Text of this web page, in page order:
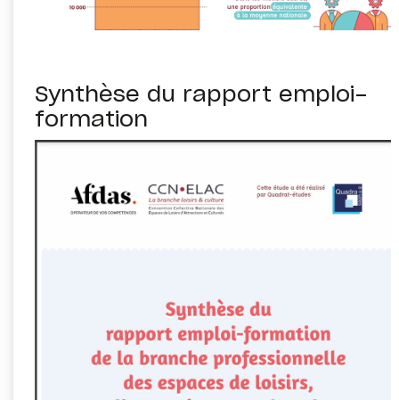
Synthèse du rapport emploi-
formation